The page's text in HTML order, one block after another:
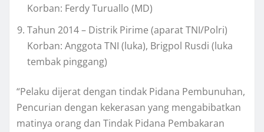
Korban: Ferdy Turuallo (MD)
Tahun 2014 – Distrik Pirime (aparat TNI/Polri)
Korban: Anggota TNI (luka), Brigpol Rusdi (luka
tembak pinggang)
“Pelaku dijerat dengan tindak Pidana Pembunuhan,
Pencurian dengan kekerasan yang mengabibatkan
matinya orang dan Tindak Pidana Pembakaran